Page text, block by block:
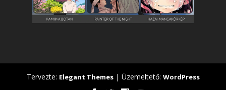
Tervezte: Elegant Themes| Üzemeltető: WordPress